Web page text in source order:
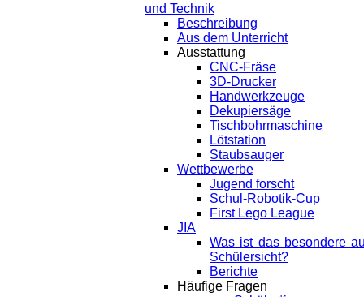
und Technik
Beschreibung
Aus dem Unterricht
Ausstattung
CNC-Fräse
3D-Drucker
Handwerkzeuge
Dekupiersäge
Tischbohrmaschine
Lötstation
Staubsauger
Wettbewerbe
Jugend forscht
Schul-Robotik-Cup
First Lego League
JIA
Was ist das besondere
Schülersicht?
Berichte
Häufige Fragen